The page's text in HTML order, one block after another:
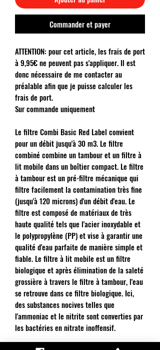
Commander et payer
ATTENTION: pour cet article, les frais de port
à 9,95€ ne peuvent pas s'appliquer. Il est
donc nécessaire de me contacter au
préalable afin que je puisse calculer les
frais de port.
Sur commande uniquement
Le filtre Combi Basic Red Label convient
pour un débit jusqu'à 30 m3. Le filtre
combiné combine un tambour et un filtre à
lit mobile dans un boîtier compact. Le filtre
à tambour est un pré-filtre mécanique qui
filtre facilement la contamination très fine
(jusqu'à 120 microns) d'un débit d'eau. Le
filtre est composé de matériaux de très
haute qualité tels que l'acier inoxydable et
le polypropylène (PP) et vise à garantir une
qualité d'eau parfaite de manière simple et
fiable. Le filtre à lit mobile est un filtre
biologique et après élimination de la saleté
grossière à travers le filtre à tambour, l'eau
se retrouve dans ce filtre biologique. Ici,
des substances nocives telles que
l'ammoniac et le nitrite sont converties par
les bactéries en nitrate inoffensif.